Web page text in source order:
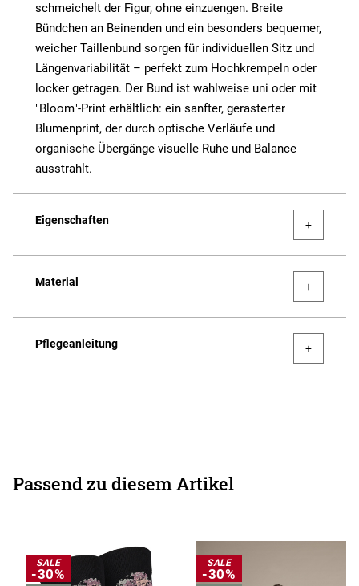
schmeichelt der Figur, ohne einzuengen. Breite
Bündchen an Beinenden und ein besonders bequemer,
weicher Taillenbund sorgen für individuellen Sitz und
Längenvariabilität – perfekt zum Hochkrempeln oder
locker getragen. Der Bund ist wahlweise uni oder mit
"Bloom"-Print erhältlich: ein sanfter, gerasterter
Blumenprint, der durch optische Verläufe und
organische Übergänge visuelle Ruhe und Balance
ausstrahlt.
Eigenschaften
Material
Pflegeanleitung
Passend zu diesem Artikel
SALE
-30%
SALE
-30%